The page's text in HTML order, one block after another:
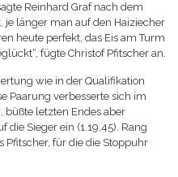
Reinhard Graf nach dem
je länger man auf den Haiziecher
heute perfekt, das Eis am Turm
fügte Christof Pfitscher an.
wie in der Qualifikation
Paarung verbesserte sich im
letzten Endes aber
Sieger ein (1.19,45). Rang
für die die Stoppuhr